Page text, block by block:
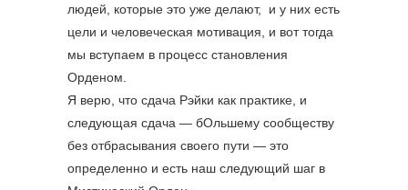
людей, которые это уже делают, и у них есть
цели и человеческая мотивация, и вот тогда
мы вступаем в процесс становления
Орденом.
Я верю, что сдача Рэйки как практике, и
следующая сдача — бОльшему сообществу
без отбрасывания своего пути — это
определенно и есть наш следующий шаг в